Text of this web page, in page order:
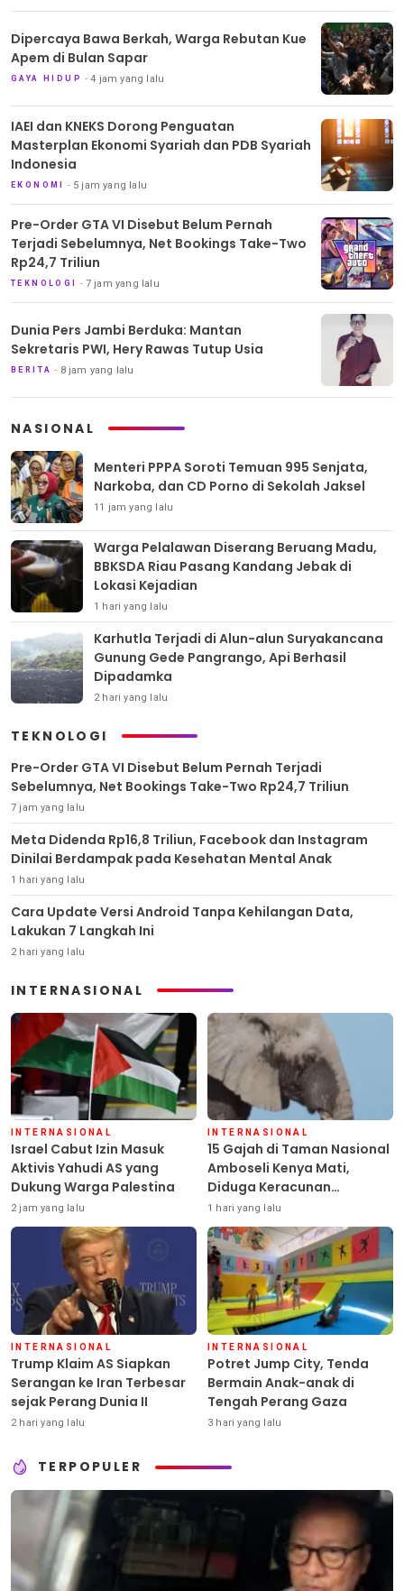
Dipercaya Bawa Berkah, Warga Rebutan Kue
Apem di Bulan Sapar
GAYA HIDUP 4 jam yang lalu
IAEI dan KNEKS Dorong Penguatan
Masterplan Ekonomi Syariah dan PDB Syariah
Indonesia
EKONOMI 5 jam yang lalu
Pre-Order GTA VI Disebut Belum Pernah
Terjadi Sebelumnya, Net Bookings Take-Two
Rp24,7 Triliun
TEKNOLOGI 7 jam yang lalu
Dunia Pers Jambi Berduka: Mantan
Sekretaris PWI, Hery Rawas Tutup Usia
BERITA 8 jam yang lalu
NASIONAL
Menteri PPPA Soroti Temuan 995 Senjata,
Narkoba, dan CD Porno di Sekolah Jaksel
11 jam yang lalu
Warga Pelalawan Diserang Beruang Madu,
BBKSDA Riau Pasang Kandang Jebak di
Lokasi Kejadian
1 hari yang lalu
Karhutla Terjadi di Alun-alun Suryakancana
Gunung Gede Pangrango, Api Berhasil
Dipadamka
2 hari yang lalu
TEKNOLOGI
Pre-Order GTA VI Disebut Belum Pernah Terjadi
Sebelumnya, Net Bookings Take-Two Rp24,7 Triliun
7 jam yang lalu
Meta Didenda Rp16,8 Triliun, Facebook dan Instagram
Dinilai Berdampak pada Kesehatan Mental Anak
1 hari yang lalu
Cara Update Versi Android Tanpa Kehilangan Data,
Lakukan 7 Langkah Ini
2 hari yang lalu
INTERNASIONAL
INTERNASIONAL
Israel Cabut Izin Masuk
Aktivis Yahudi AS yang
Dukung Warga Palestina
2 jam yang lalu
INTERNASIONAL
15 Gajah di Taman Nasional
Amboseli Kenya Mati,
Diduga Keracunan
Pestisida
1 hari yang lalu
INTERNASIONAL
Trump Klaim AS Siapkan
Serangan ke Iran Terbesar
sejak Perang Dunia II
2 hari yang lalu
INTERNASIONAL
Potret Jump City, Tenda
Bermain Anak-anak di
Tengah Perang Gaza
3 hari yang lalu
TERPOPULER